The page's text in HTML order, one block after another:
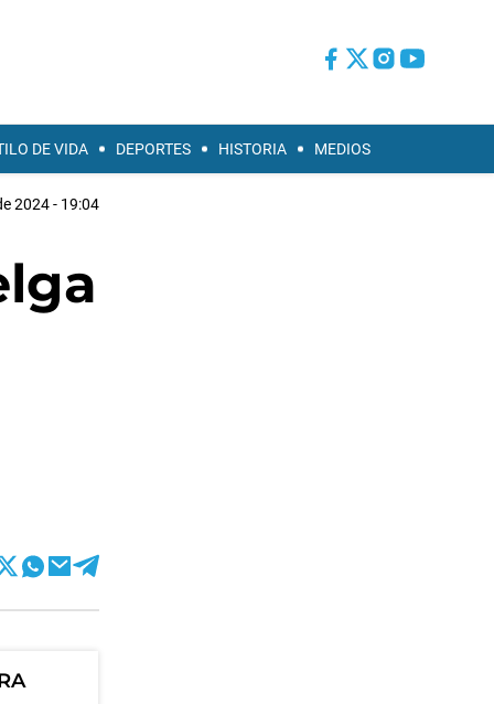
DE VIDA DEPORTES HISTORIA MEDIOS
2024 - 19:04